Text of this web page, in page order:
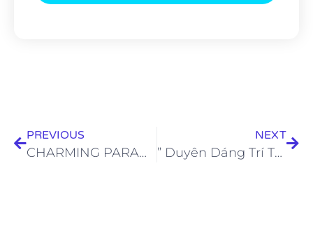
PREVIOUS
CHARMING PARADISE SHOW -SỨC NÓNG TĂNG LÊN TỪNG NGÀY
NEXT
” Duyên Dáng Trí Tuệ Ngành Làm Đẹp ” – Cuộc thi dành cho lĩnh vực làm đẹp đã chính thức nhận đăng ký